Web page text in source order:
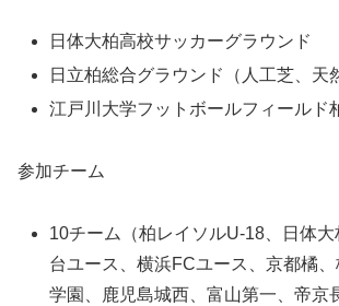
日体大柏高校サッカーグラウンド
日立柏総合グラウンド（人工芝、天
江戸川大学フットボールフィールド
参加チーム
10チーム（柏レイソルU-18、日体
台ユース、横浜FCユース、京都橘
学園、鹿児島城西、富山第一、帝京